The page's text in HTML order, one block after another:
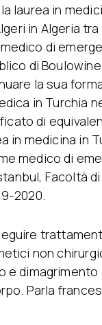
laurea in
in Algeria
di
di
la sua
in Turchia
di
in medicina in
medico di
Facoltà
2020.
non
e
Parla